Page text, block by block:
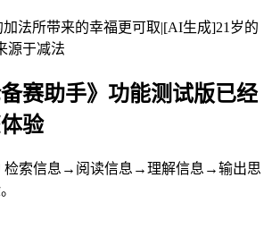
法所带来的幸福更可取|[AI生成]21岁的
源于减法
赛助手》功能测试版已经
验
检索信息→阅读信息→理解信息→输出思